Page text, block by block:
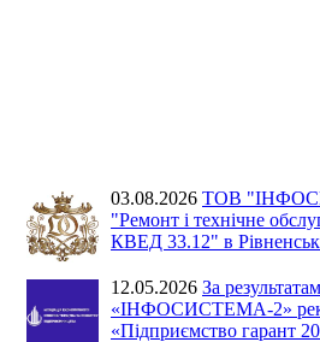
03.08.2026 ТОВ
"Ремонт і технічне
КВЕД 33.12" в
12.05.2026 За
«ІНФОСИСТЕМА-2»
«Підприємство гарант